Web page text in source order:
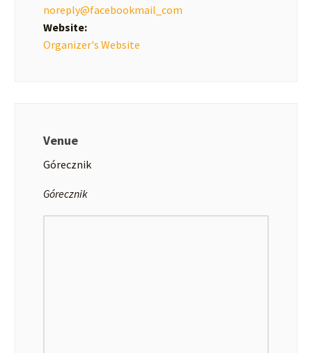
noreply@facebookmail_com
Website:
Organizer's Website
Venue
Górecznik
Górecznik